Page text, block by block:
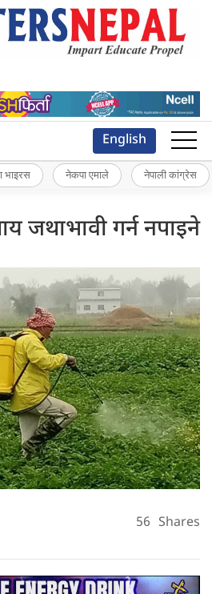
English
भाइरस नेकपा एमाले नेपाली कांग्रेस
जथाभावी गर्न नपाइने
56 Shares